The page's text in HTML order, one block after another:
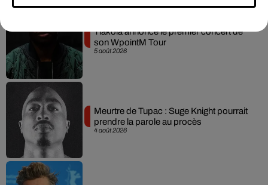
5 août 2026
Tiakola annonce le premier concert de
son WpointM Tour
4 août 2026
Meurtre de Tupac : Suge Knight pourrait
prendre la parole au procès